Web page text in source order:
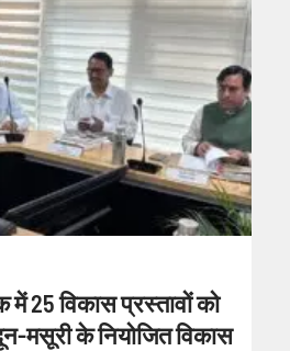
में 25 विकास प्रस्तावों को
मसूरी के नियोजित विकास